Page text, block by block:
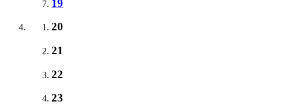
19
20
21
22
23